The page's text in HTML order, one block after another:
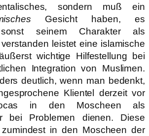
sondern muß ein
Gesicht haben, es
sonst seinem Charakter als
leistet eine islamische
wichtige Hilfestellung bei
Integration von Muslimen.
deutlich, wenn man bedenkt,
Klientel derzeit vor
in den Moscheen als
bei Problemen dienen. Diese
in den Moscheen der